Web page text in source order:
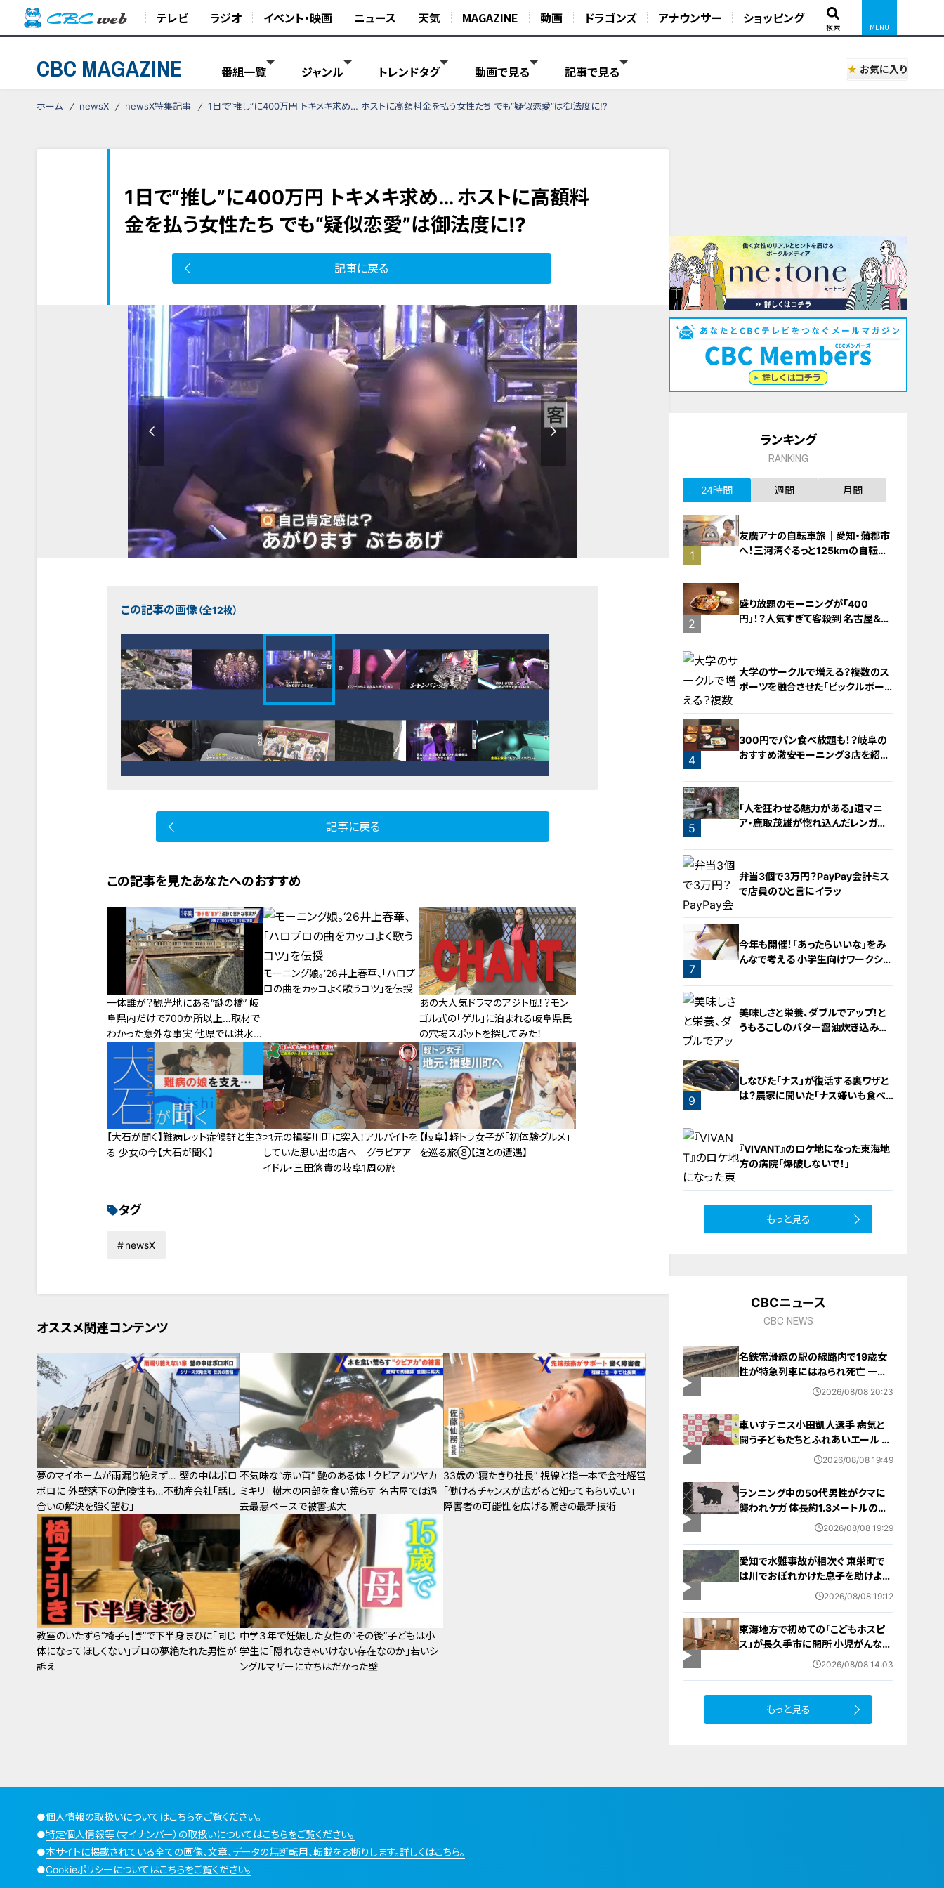
テレビ ラジオ イベント・映画 ニュース 天気 MAGAZINE 動画 ドラゴンズ アナウンサー ショッピング
検索
CBC MAGAZINE 番組一覧 ジャンル トレンドタグ 動画で見る 記事で見る お気に入り
ホーム newsX newsX特集記事 1日で“推し”に400万円 トキメキ求め… ホストに高額料金を払う女性たち でも“疑似恋愛”は御法度に!?
1日で“推し”に400万円 トキメキ求め… ホストに高額料
金を払う女性たち でも“疑似恋愛”は御法度に!?
記事に戻る
この記事の画像（全12枚）
記事に戻る
この記事を見たあなたへのおすすめ
一体誰が？観光地にある“謎の橋” 岐
阜県内だけで700か所以上…取材で
わかった意外な事実 他県では洪水に
つながったケースも
モーニング娘。‘26井上春華、「ハロプ
ロの曲をカッコよく歌うコツ」を伝授
あの大人気ドラマのアジト風！？モン
ゴル式の「ゲル」に泊まれる岐阜県民
の穴場スポットを探してみた！
【大石が聞く】難病レット症候群と生き
る 少女の今【大石が聞く】
地元の揖斐川町に突入！アルバイトを
していた思い出の店へ グラビアア
イドル・三田悠貴の岐阜1周の旅
【岐阜】軽トラ女子が「初体験グルメ」
を巡る旅⑧【道との遭遇】
タグ
newsX
オススメ関連コンテンツ
夢のマイホームが雨漏り絶えず… 壁の中はボロ
ボロに 外壁落下の危険性も…不動産会社「話し
合いの解決を強く望む」
不気味な“赤い首” 艶のある体 ｢クビアカツヤカ
ミキリ｣ 樹木の内部を食い荒らす 名古屋では過
去最悪ペースで被害拡大
33歳の“寝たきり社長” 視線と指一本で会社経営
「働けるチャンスが広がると知ってもらいたい」
障害者の可能性を広げる驚きの最新技術
教室のいたずら“椅子引き”で下半身まひに「同じ
体になってほしくない」プロの夢絶たれた男性が
訴え
中学３年で妊娠した女性の“その後”子どもは小
学生に「隠れなきゃいけない存在なのか」若いシ
ングルマザーに立ちはだかった壁
ランキング
RANKING
24時間 週間 月間
1
友廣アナの自転車旅｜愛知・蒲郡市
へ！三河湾ぐるっと125kmの自転車
2
盛り放題のモーニングが「400
円」！？人気すぎて客殺到 名古屋＆岐
3
大学のサークルで増える？複数のス
ポーツを融合させた「ピックルボー
4
300円でパン食べ放題も！？岐阜の
おすすめ激安モーニング３店を紹
5
「人を狂わせる魅力がある」道マニ
ア・鹿取茂雄が惚れ込んだレンガの
6
弁当3個で3万円？PayPay会計ミス
で店員のひと言にイラッ
7
今年も開催！「あったらいいな」をみ
んなで考える 小学生向けワークショ
8
美味しさと栄養、ダブルでアップ！と
うもろこしのバター醤油炊き込みご
9
しなびた「ナス」が復活する裏ワザと
は？農家に聞いた「ナス嫌いも食べ
『VIVANT』のロケ地になった東海地
方の病院「爆破しないで！」
もっと見る
CBCニュース
CBC NEWS
名鉄常滑線の駅の線路内で19歳女
性が特急列車にはねられ死亡 一部
区間で一時運転見合わせに お盆休
2026/08/08 20:23
車いすテニス小田凱人選手 病気と
闘う子どもたちとふれあいエール ス
ポーツの楽しさ伝える 名古屋・緑区
2026/08/08 19:49
ランニング中の50代男性がクマに
襲われケガ 体長約1.3メートルのツ
キノワグマに腕や足をかまれる 「つ
岐阜・高山市
2026/08/08 19:29
愛知で水難事故が相次ぐ 東栄町で
は川でおぼれかけた息子を助けよう
とし父親が心肺停止の状態で搬送
2026/08/08 19:12
東海地方で初めての「こどもホスピ
ス」が長久手市に開所 小児がんなど
重い病気の子どもと家族を支える施
2026/08/08 14:03
もっと見る
●個人情報の取扱いについてはこちらをご覧ください。
●特定個人情報等（マイナンバー）の取扱いについてはこちらをご覧ください。
●本サイトに掲載されている全ての画像、文章、データの無断転用、転載をお断りします。詳しくはこちら。
●Cookieポリシーについてはこちらをご覧ください。